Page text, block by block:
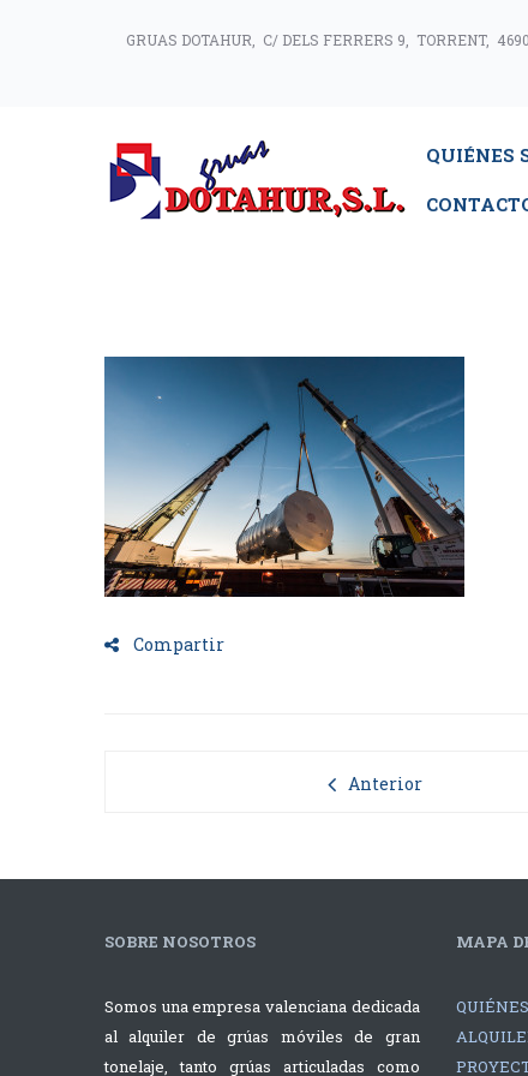
GRUAS DOTAHUR, C/ DELS FERRERS 9, TORRENT,
QUIÉNES
Compartir
Anterior
SOBRE NOSOTROS
Somos una empresa valenciana dedicada
al alquiler de grúas móviles de gran
tonelaje, tanto grúas articuladas como
MAPA